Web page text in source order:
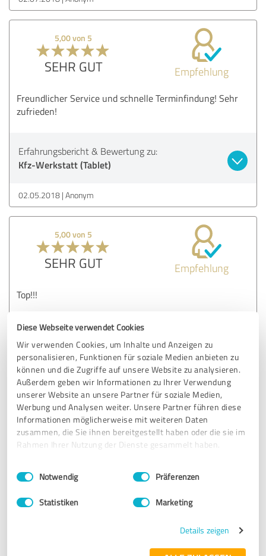
Diese Webseite verwendet Cookies
Wir verwenden Cookies, um Inhalte und Anzeigen zu
personalisieren, Funktionen für soziale Medien anbieten zu
können und die Zugriffe auf unsere Website zu analysieren.
Außerdem geben wir Informationen zu Ihrer Verwendung
unserer Website an unsere Partner für soziale Medien,
Werbung und Analysen weiter. Unsere Partner führen diese
Informationen möglicherweise mit weiteren Daten
zusammen, die Sie ihnen bereitgestellt haben oder die sie im
Rahmen Ihrer Nutzung der Dienste gesammelt haben.
Impressum Datenschutzbestimmungen
Einwilligungsauswahl
Notwendig Präferenzen
Statistiken Marketing
Details zeigen
5,00 von 5
SEHR GUT Empfehlung
Freundlicher Service und schnelle Terminfindung! Sehr
zufrieden!
Erfahrungsbericht & Bewertung zu:
Kfz-Werkstatt (Tablet)
02.05.2018 Anonym
5,00 von 5
SEHR GUT Empfehlung
Top!!!
Erfahrungsbericht & Bewertung zu:
Kfz-Werkstatt (Tablet)
24.04.2018 Anonym
5,00 von 5
SEHR GUT Empfehlung
Kfz-Werkstatt (Tablet)